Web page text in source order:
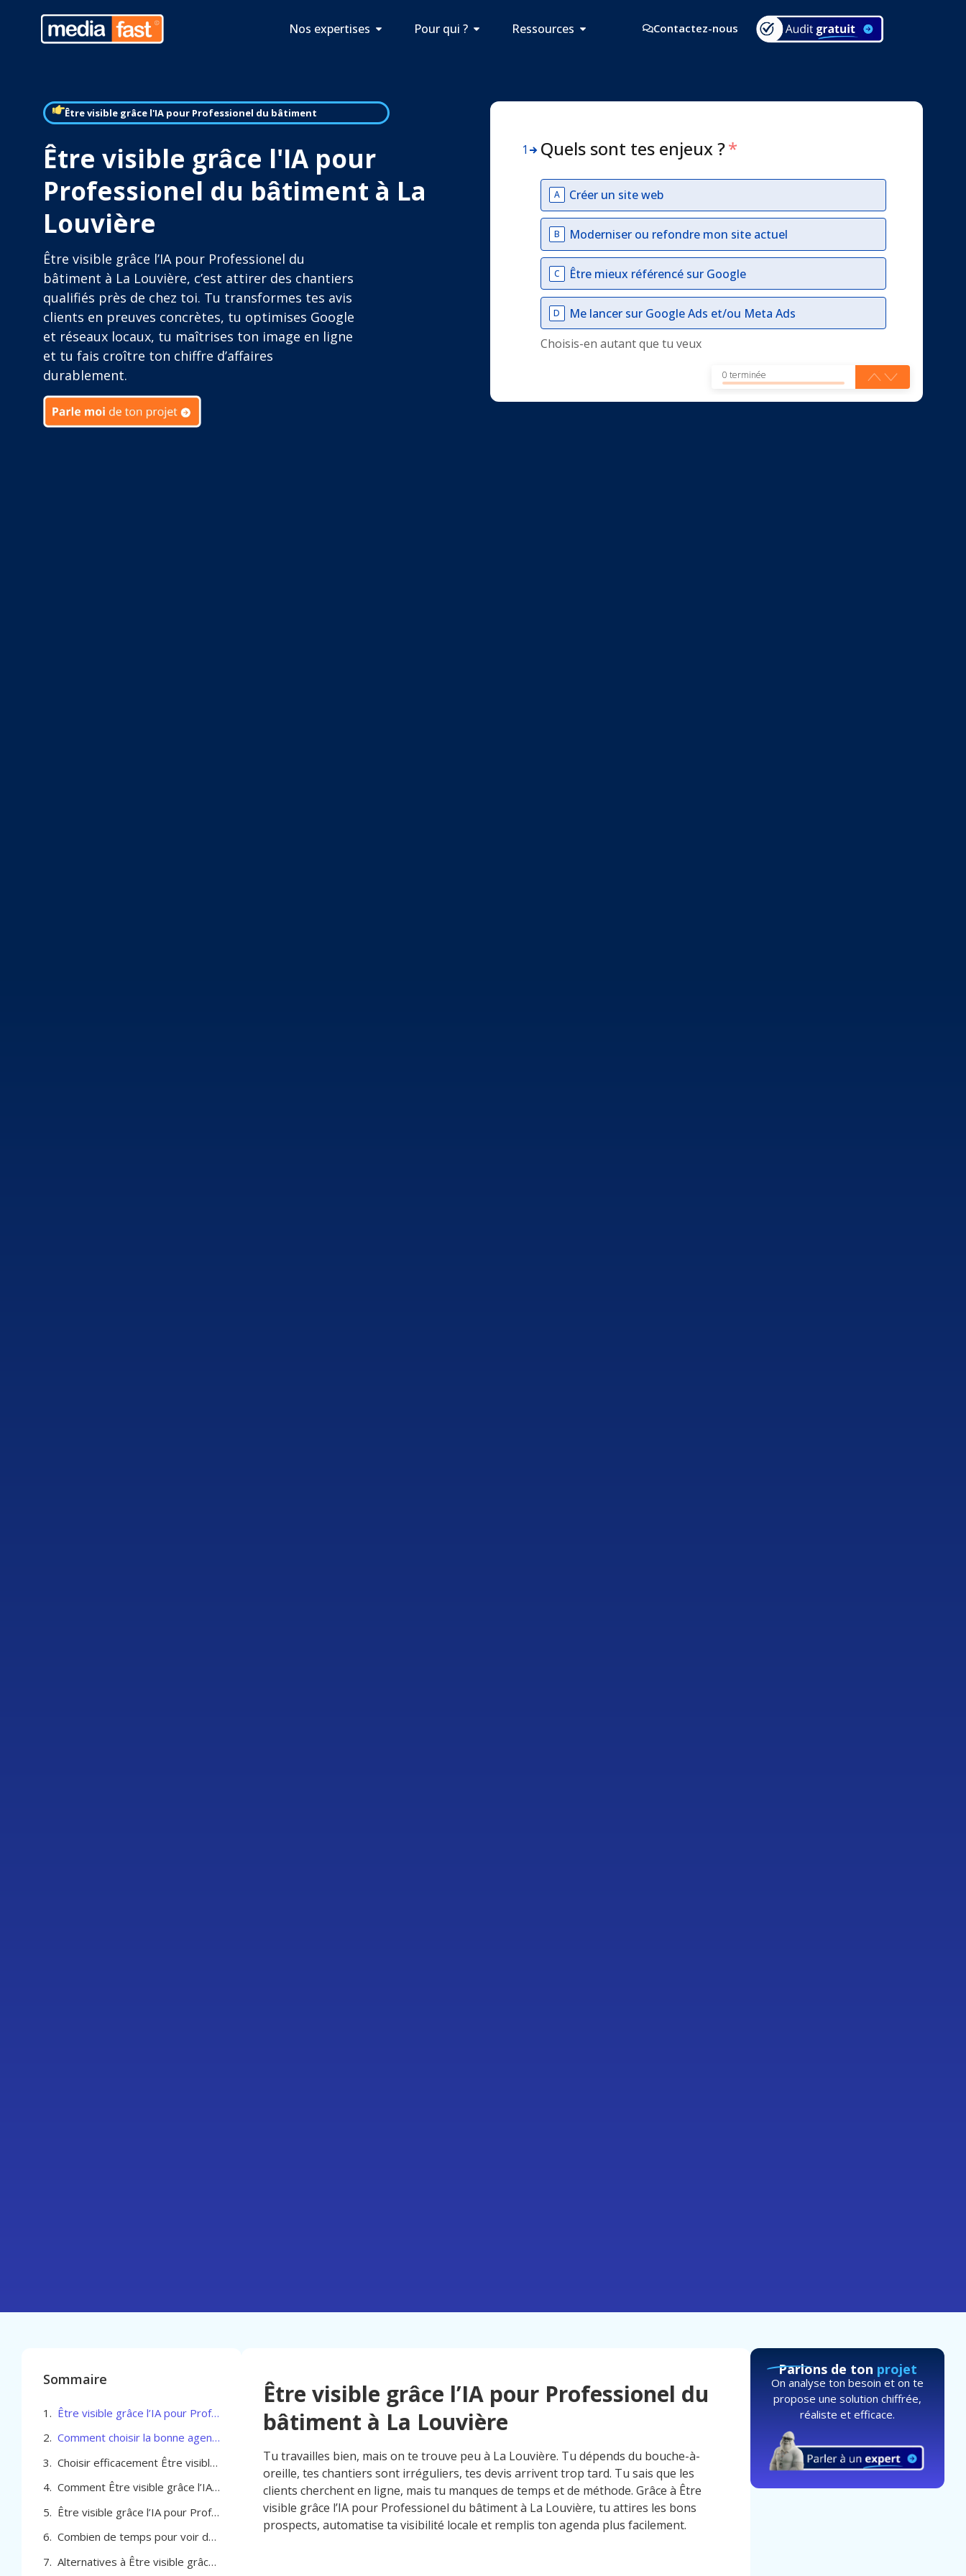
Nos expertises Pour qui ? Ressources Contactez-nous
Être visible grâce l'IA pour Professionel du bâtiment
Être visible grâce l'IA pour
Professionel du bâtiment à La
Louvière
Être visible grâce l’IA pour Professionel du
bâtiment à La Louvière, c’est attirer des chantiers
qualifiés près de chez toi. Tu transformes tes avis
clients en preuves concrètes, tu optimises Google
et réseaux locaux, tu maîtrises ton image en ligne
et tu fais croître ton chiffre d’affaires
durablement.
1 Quels sont tes enjeux ?*
A Créer un site web
B Moderniser ou refondre mon site actuel
C Être mieux référencé sur Google
D
Me lancer sur Google Ads et/ou Meta Ads
Choisis-en autant que tu veux
0 terminée
Sommaire
Être visible grâce l’IA pour Professionel du bâtiment à La Louvière
Comment choisir la bonne agence pour Être visible grâce lIA pour Professionel du bâtiment à La Louvière
Choisir efficacement Être visible grâce l’IA pour Professionel du bâtiment à La Louvière
Comment Être visible grâce l’IA pour Professionel du bâtiment à La Louvière
Être visible grâce l’IA pour Professionel du bâtiment à La Louvière
Combien de temps pour voir des résultats avec l’IA pour ton activité bâtiment à La Louvière
Alternatives à Être visible grâce lIA pour Professionel du bâtiment à La Louvière
Être visible grâce l’IA pour Professionel du
bâtiment à La Louvière
Tu travailles bien, mais on te trouve peu à La Louvière. Tu dépends du bouche-à-
oreille, tes chantiers sont irréguliers, tes devis arrivent trop tard. Tu sais que les
clients cherchent en ligne, mais tu manques de temps et de méthode. Grâce à Être
visible grâce l’IA pour Professionel du bâtiment à La Louvière, tu attires les bons
prospects, automatise ta visibilité locale et remplis ton agenda plus facilement.
Parlons de ton projet
On analyse ton besoin et on te
propose une solution chiffrée,
réaliste et efficace.